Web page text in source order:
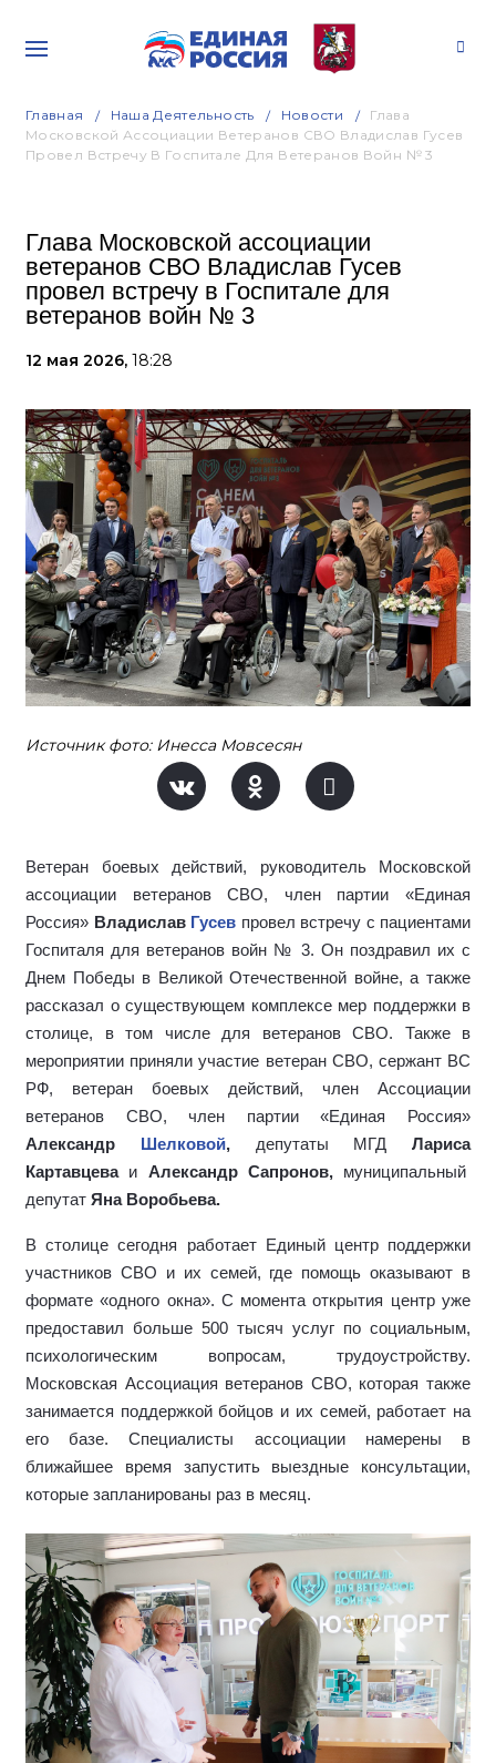
Главная Наша Деятельность Новости
Глава
Московской Ассоциации Ветеранов СВО Владислав Гусев
Провел Встречу В Госпитале Для Ветеранов Войн № 3
Глава Московской ассоциации
ветеранов СВО Владислав Гусев
провел встречу в Госпитале для
ветеранов войн № 3
12 мая 2026, 18:28
Источник фото: Инесса Мовсесян
Ветеран боевых действий, руководитель Московской
ассоциации ветеранов СВО, член партии «Единая
Россия» Владислав Гусев провел встречу с пациентами
Госпиталя для ветеранов войн № 3. Он поздравил их с
Днем Победы в Великой Отечественной войне, а также
рассказал о существующем комплексе мер поддержки в
столице, в том числе для ветеранов СВО. Также в
мероприятии приняли участие ветеран СВО, сержант ВС
РФ, ветеран боевых действий, член Ассоциации
ветеранов СВО, член партии «Единая Россия»
Александр
Шелковой, депутаты МГД Лариса
Картавцева и Александр Сапронов, муниципальный
депутат Яна Воробьева.
В столице сегодня работает Единый центр поддержки
участников СВО и их семей, где помощь оказывают в
формате «одного окна». С момента открытия центр уже
предоставил больше 500 тысяч услуг по социальным,
психологическим вопросам, трудоустройству.
Московская Ассоциация ветеранов СВО, которая также
занимается поддержкой бойцов и их семей, работает на
его базе. Специалисты ассоциации намерены в
ближайшее время запустить выездные консультации,
которые запланированы раз в месяц.